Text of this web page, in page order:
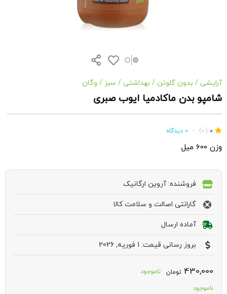
آرایشی / بدون گلوتن / بهداشتی / سبز / وگان
شامپو بدن ماکادمیا ایوب صبری
0
(0)
• 0 دیدگاه
وزن 600 میل
فروشنده: آروین ارگانیک
گارانتی اصالت و سلامت کالا
آماده ارسال
بروز رسانی قیمت: 1 فوریه, 2026
430,000 تومان
ناموجود
ناموجود